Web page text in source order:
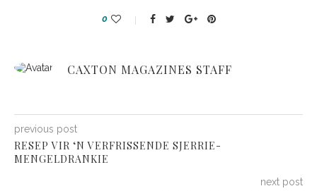
0
CAXTON MAGAZINES STAFF
previous post
RESEP VIR ‘N VERFRISSENDE SJERRIE-
MENGELDRANKIE
next post